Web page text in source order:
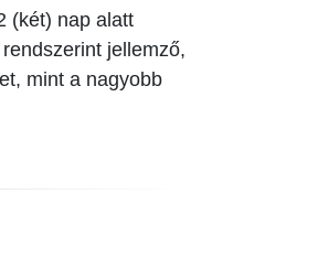
(két) nap alatt
jellemző,
mint a nagyobb